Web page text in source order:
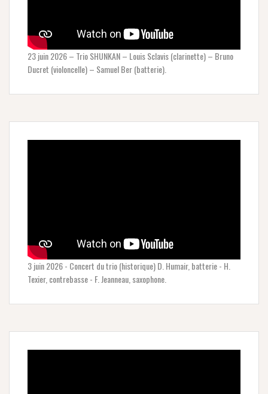
23 juin 2026 – Trio SHUNKAN – Louis Sclavis (clarinette) – Bruno
Ducret (violoncelle) – Samuel Ber (batterie).
3 juin 2026 - Concert du trio (historique) D. Humair, batterie - H.
Texier, contrebasse - F. Jeanneau, saxophone.